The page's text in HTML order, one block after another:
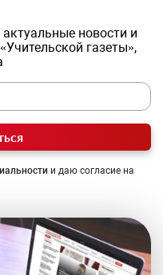
новости и
газеты»,
и даю согласие на